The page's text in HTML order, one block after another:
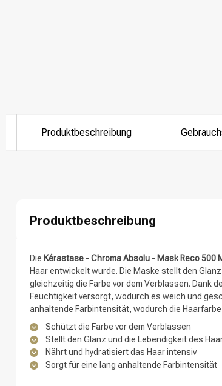
Nach
Produktbeschreibung
Produktbeschreibung
Die Kérastase - Chroma Absolu - Mask Reco 500
Haar entwickelt wurde. Die Maske stellt den
gleichzeitig die Farbe vor dem Verblassen. Dank
Feuchtigkeit versorgt, wodurch es weich und
anhaltende Farbintensität, wodurch die
Schützt die Farbe vor dem Verblassen
Stellt den Glanz und die Lebendigkeit des
Nährt und hydratisiert das Haar intensiv
Sorgt für eine lang anhaltende Farbintensität